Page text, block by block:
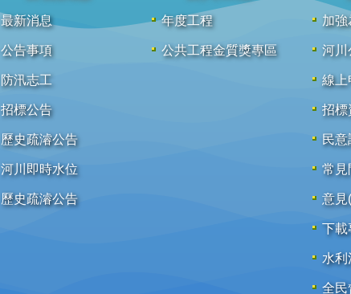
最新消息
公告事項
防汛志工
招標公告
歷史疏濬公告
河川即時水位
歷史疏濬公告
年度工程
公共工程金質獎專區
加強
河川
線上
招標
民
常見
意見
下載
水利
全民